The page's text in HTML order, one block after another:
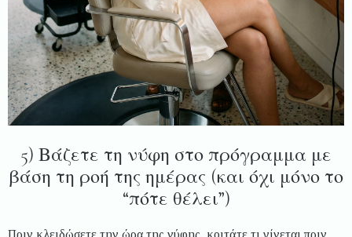
5) Βάζετε τη νύφη στο πρόγραμμα με
βάση τη ροή της ημέρας (και όχι μόνο το
“πότε θέλει”)
Πριν κλειδώσετε την ώρα της νύφης, κοιτάτε τι γίνεται πριν